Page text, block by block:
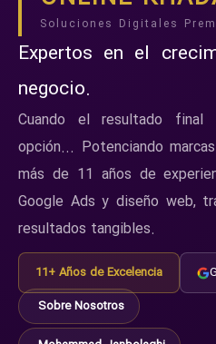
Soluciones Digitales
Expertos en el
negocio.
Cuando el resultado
opción... Potenciando
más de 11 años de
Google Ads y diseño web,
resultados tangibles.
11+ Años de Excelencia
Sobre Nosotros